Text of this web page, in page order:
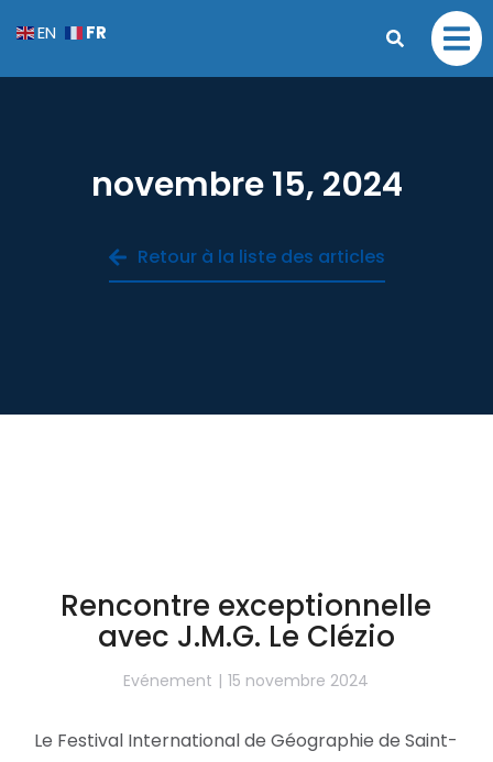
novembre 15, 2024
Retour à la liste des articles
Rencontre exceptionnelle
avec J.M.G. Le Clézio
Evénement 15 novembre 2024
Le Festival International de Géographie de Saint-
EN FR